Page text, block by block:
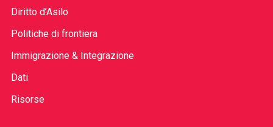
Diritto d’Asilo
Politiche di frontiera
Immigrazione & Integrazione
Dati
Risorse